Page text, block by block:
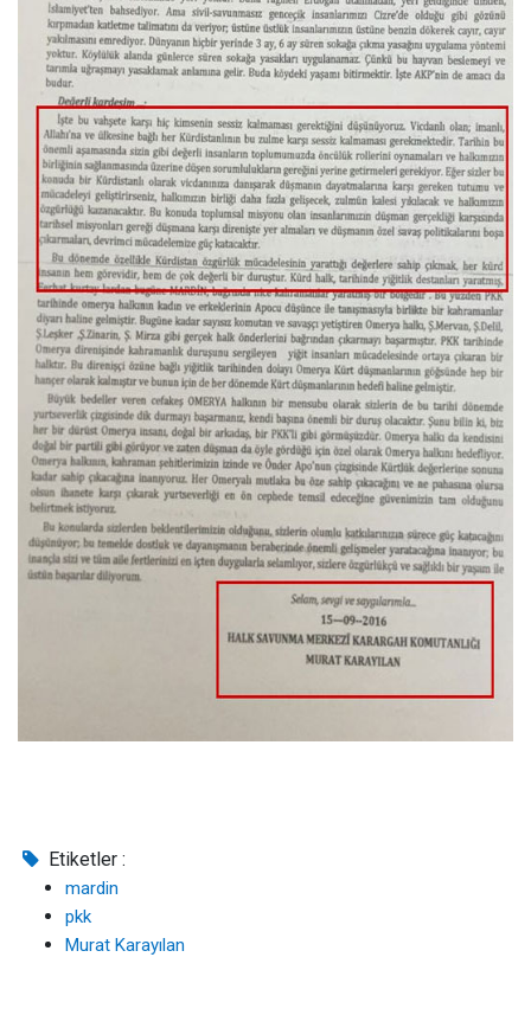
Etiketler :
mardin
pkk
Murat Karayılan